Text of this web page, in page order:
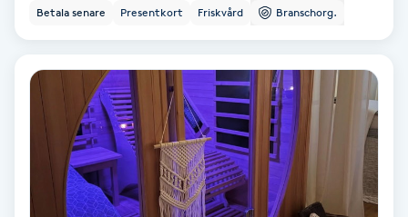
Restorative Yoga
Rosacea
Rosenmetoden
Betala senare Presentkort Friskvård Branschorg.